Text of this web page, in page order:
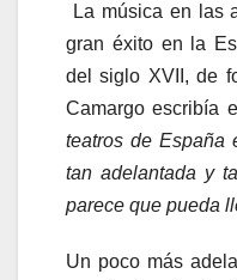
La música en las
gran éxito en la
del siglo XVII, de
Camargo escribía
teatros de España
tan adelantada y
parece que pueda
Un poco más